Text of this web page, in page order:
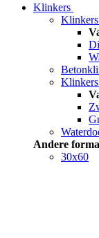
Klinkers
Klinkers
Andere
30x60